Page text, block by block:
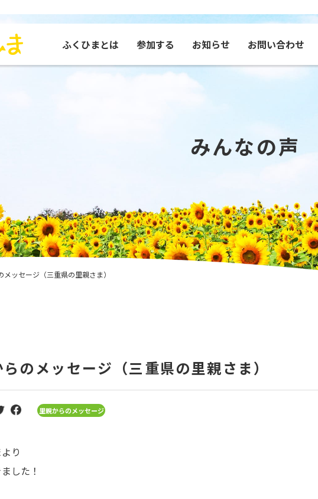
ふくひまとは
コンテンツで見るふくひま
参加する お知らせ お問い合わせ
みんなの声
メッセージ（三重県の里親さま）
のメッセージ（三重県の里親さま）
里親からのメッセージ
り
した！